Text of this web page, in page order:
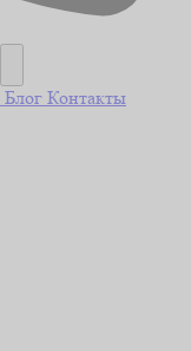
Блог Контакты